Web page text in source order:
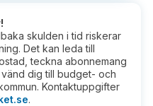
skulden i tid riskerar
Det kan leda till
teckna abonnemang
dig till budget- och
Kontaktuppgifter
.